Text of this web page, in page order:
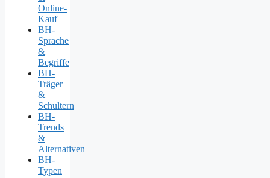
Online-
Kauf
BH-
Sprache
&
Begriffe
BH-
Träger
&
Schultern
BH-
Trends
&
Alternativen
BH-
Typen